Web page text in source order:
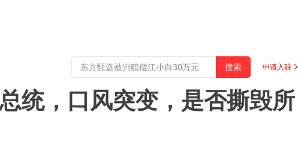
申请入驻
统，口风突变，是否撕毁所